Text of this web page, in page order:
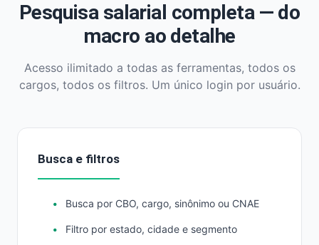
Pesquisa salarial completa — do
macro ao detalhe
Acesso ilimitado a todas as ferramentas, todos os
cargos, todos os filtros. Um único login por usuário.
Busca e filtros
Busca por CBO, cargo, sinônimo ou CNAE
Filtro por estado, cidade e segmento